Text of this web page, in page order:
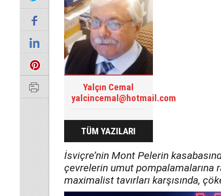
Yalçın Cemal
yalcincemal@hotmail.com
TÜM YAZILARI
İsviçre’nin Mont Pelerin
çevrelerin umut pompalamalarına
maximalist tavırları karşısında,